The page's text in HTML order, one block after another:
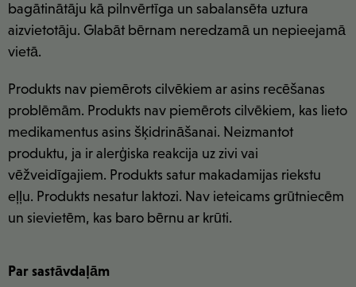
bagātinātāju kā pilnvērtīga un sabalansēta uztura
aizvietotāju. Glabāt bērnam neredzamā un nepieejamā
vietā.
Produkts nav piemērots cilvēkiem ar asins recēšanas
problēmām. Produkts nav piemērots cilvēkiem, kas lieto
medikamentus asins šķidrināšanai. Neizmantot
produktu, ja ir alerģiska reakcija uz zivi vai
vēžveidīgajiem. Produkts satur makadamijas riekstu
eļļu. Produkts nesatur laktozi. Nav ieteicams grūtniecēm
un sievietēm, kas baro bērnu ar krūti.
Par sastāvdaļām